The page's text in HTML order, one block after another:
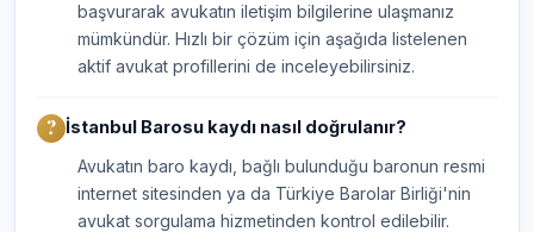
başvurarak avukatın iletişim bilgilerine ulaşmanız
mümkündür. Hızlı bir çözüm için aşağıda listelenen
aktif avukat profillerini de inceleyebilirsiniz.
İstanbul Barosu kaydı nasıl doğrulanır?
Avukatın baro kaydı, bağlı bulunduğu baronun resmi
internet sitesinden ya da Türkiye Barolar Birliği'nin
avukat sorgulama hizmetinden kontrol edilebilir.